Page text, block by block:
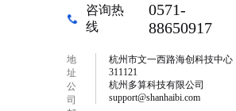
咨询热
线
0571-
88650917
地
址
公
司
杭州市文一西路海创科技中心
311121
杭州多算科技有限公司
support@shanhaibi.com